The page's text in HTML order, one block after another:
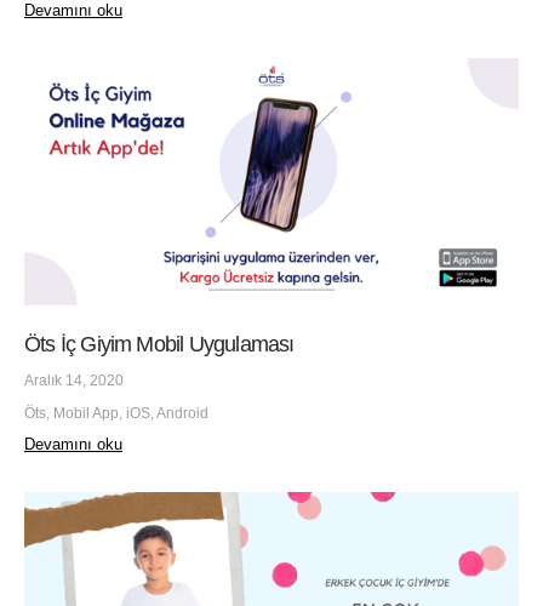
Devamını oku
Öts İç Giyim Mobil Uygulaması
Aralık 14, 2020
Öts, Mobil App, iOS, Android
Devamını oku